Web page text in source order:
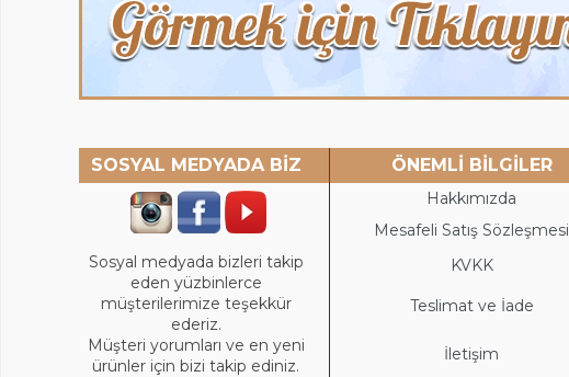
SOSYAL MEDYADA BİZ ÖNEMLİ BİLGİLER
Hakkımızda
Mesafeli Satış Sözleşmesi
Sosyal medyada bizleri takip
eden yüzbinlerce
müşterilerimize teşekkür
ederiz.
Müşteri yorumları ve en yeni
ürünler için bizi takip ediniz.
KVKK
Teslimat ve İade
İletişim